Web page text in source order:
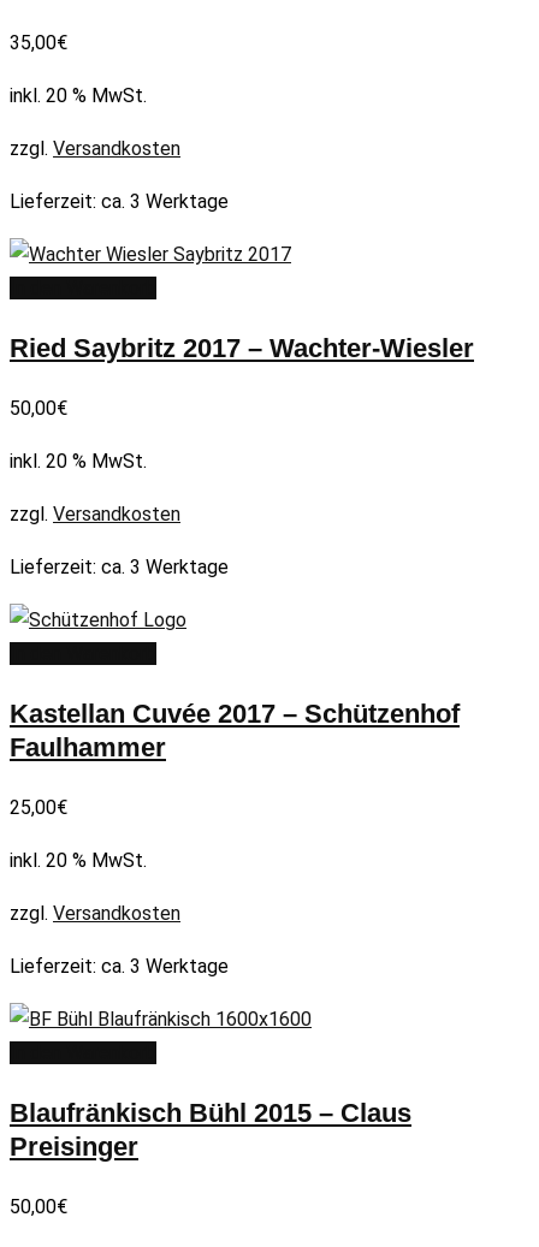
35,00€
inkl. 20 % MwSt.
zzgl. Versandkosten
Lieferzeit: ca. 3 Werktage
Ried Saybritz 2017 – Wachter-Wiesler
50,00€
inkl. 20 % MwSt.
zzgl. Versandkosten
Lieferzeit: ca. 3 Werktage
Kastellan Cuvée 2017 – Schützenhof
Faulhammer
25,00€
inkl. 20 % MwSt.
zzgl. Versandkosten
Lieferzeit: ca. 3 Werktage
Blaufränkisch Bühl 2015 – Claus
Preisinger
50,00€